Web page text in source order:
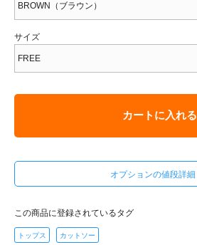
サイズ
カートに入れる
オプションの値段詳細
この商品に登録されているタグ
トップス カットソー